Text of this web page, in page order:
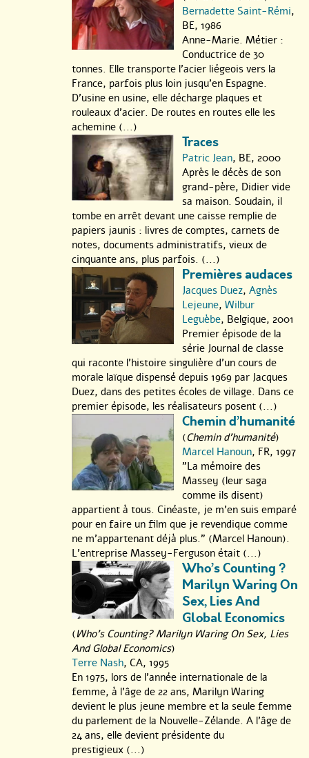
Bernadette Saint-Rémi,
BE, 1986
Anne-Marie. Métier :
Conductrice de 30
tonnes. Elle transporte l’acier liégeois vers la
France, parfois plus loin jusqu’en Espagne.
D’usine en usine, elle décharge plaques et
rouleaux d’acier. De routes en routes elle les
achemine (...)
Traces
Patric Jean, BE, 2000
Après le décès de son
grand-père, Didier vide
sa maison. Soudain, il
tombe en arrêt devant une caisse remplie de
papiers jaunis : livres de comptes, carnets de
notes, documents administratifs, vieux de
cinquante ans, plus parfois. (...)
Premières audaces
Jacques Duez, Agnès
Lejeune, Wilbur
Leguèbe, Belgique, 2001
Premier épisode de la
série Journal de classe
qui raconte l’histoire singulière d’un cours de
morale laïque dispensé depuis 1969 par Jacques
Duez, dans des petites écoles de village. Dans ce
premier épisode, les réalisateurs posent (...)
Chemin d’humanité
(Chemin d'humanité)
Marcel Hanoun, FR, 1997
"La mémoire des
Massey (leur saga
comme ils disent)
appartient à tous. Cinéaste, je m’en suis emparé
pour en faire un film que je revendique comme
ne m’appartenant déjà plus." (Marcel Hanoun).
L’entreprise Massey-Ferguson était (...)
Who’s Counting ?
Marilyn Waring On
Sex, Lies And
Global Economics
(Who's Counting? Marilyn Waring On Sex, Lies
And Global Economics)
Terre Nash, CA, 1995
En 1975, lors de l’année internationale de la
femme, à l’âge de 22 ans, Marilyn Waring
devient le plus jeune membre et la seule femme
du parlement de la Nouvelle-Zélande. A l’âge de
24 ans, elle devient présidente du
prestigieux (...)